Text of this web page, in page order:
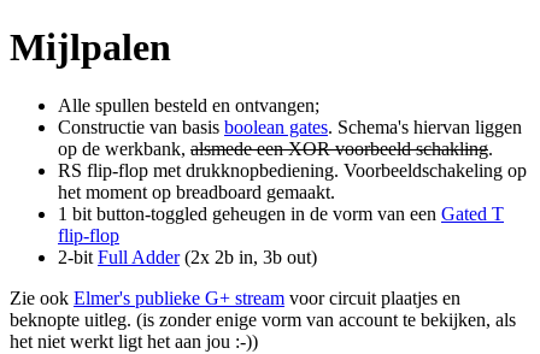
Mijlpalen
Alle spullen besteld en ontvangen;
Constructie van basis boolean gates. Schema's hiervan liggen
op de werkbank, alsmede een XOR voorbeeld schakling.
RS flip-flop met drukknopbediening. Voorbeeldschakeling op
het moment op breadboard gemaakt.
1 bit button-toggled geheugen in de vorm van een Gated T
flip-flop
2-bit Full Adder(2x 2b in, 3b out)
Zie ook Elmer's publieke G+ stream voor circuit plaatjes en
beknopte uitleg. (is zonder enige vorm van account te bekijken, als
het niet werkt ligt het aan jou :-))